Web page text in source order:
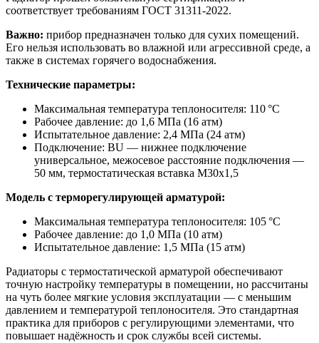
соответствует требованиям ГОСТ 31311-2022.
Важно: прибор предназначен только для сухих помещений.
Его нельзя использовать во влажной или агрессивной среде, а
также в системах горячего водоснабжения.
Технические параметры:
Максимальная температура теплоносителя: 110 °С
Рабочее давление: до 1,6 МПа (16 атм)
Испытательное давление: 2,4 МПа (24 атм)
Подключение: BU — нижнее подключение
универсальное, межосевое расстояние подключения —
50 мм, термостатическая вставка М30х1,5
Модель с терморегулирующей арматурой:
Максимальная температура теплоносителя: 105 °С
Рабочее давление: до 1,0 МПа (10 атм)
Испытательное давление: 1,5 МПа (15 атм)
Радиаторы с термостатической арматурой обеспечивают
точную настройку температуры в помещении, но рассчитаны
на чуть более мягкие условия эксплуатации — с меньшим
давлением и температурой теплоносителя. Это стандартная
практика для приборов с регулирующими элементами, что
повышает надёжность и срок службы всей системы.